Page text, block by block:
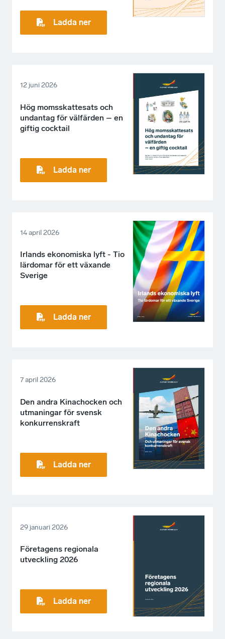
Ladda ner
12 juni 2026
Hög momsskattesats och
undantag för välfärden – en
giftig cocktail
Ladda ner
14 april 2026
Irlands ekonomiska lyft - Tio
lärdomar för ett växande
Sverige
Ladda ner
7 april 2026
Den andra Kinachocken och
utmaningar för svensk
konkurrenskraft
Ladda ner
29 januari 2026
Företagens regionala
utveckling 2026
Ladda ner